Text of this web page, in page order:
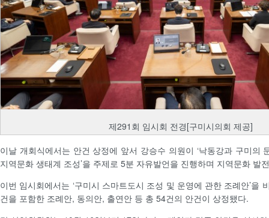
제291회 임시회 전경[구미시의회 제공]
이날 개회식에서는 안건 상정에 앞서 강승수 의원이 ‘낙동강과 구미의
지역문화 생태계 조성’을 주제로 5분 자유발언을 진행하며 지역문화 발
이번 임시회에서는 ‘구미시 스마트도시 조성 및 운영에 관한 조례안’을
건을 포함한 조례안, 동의안, 출연안 등 총 54건의 안건이 상정됐다.